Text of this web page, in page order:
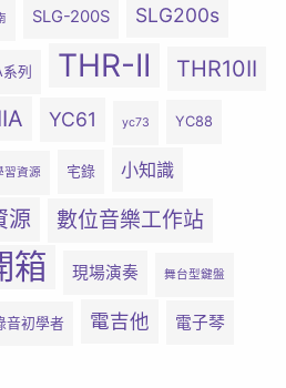
SLG-200S SLG200s
列 THR-II THR10II
YC61 yc73 YC88
習資源 宅錄 小知識
源 數位音樂工作站
箱 現場演奏 舞台型鍵盤
音初學者 電吉他 電子琴